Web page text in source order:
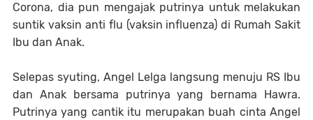
Corona, dia pun mengajak putrinya untuk melakukan
suntik vaksin anti flu (vaksin influenza) di Rumah Sakit
Ibu dan Anak.
Selepas syuting, Angel Lelga langsung menuju RS Ibu
dan Anak bersama putrinya yang bernama Hawra.
Putrinya yang cantik itu merupakan buah cinta Angel